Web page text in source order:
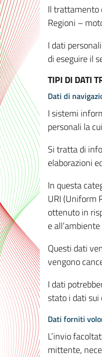
Il trattamento
Regioni –
I dati
di eseguire il
TIPI DI DATI
Dati di
I sistemi
personali la
Si tratta di
elaborazioni
In questa
URI (Uniform
ottenuto in
e
Questi dati
vengono
I dati
stato i dati
Dati forniti
L’invio
mittente,